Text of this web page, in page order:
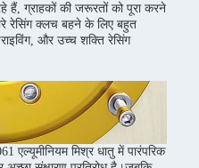
हैं, ग्राहकों की जरूरतों को पूरा करने
रेसिंग क्लच बहने के लिए बहुत
और उच्च शक्ति रेसिंग
एल्यूमीनियम मिश्र धातु में पारंपरिक